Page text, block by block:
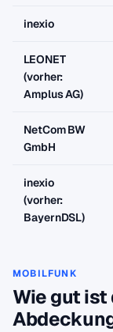
inexio
LEONET
(vorher:
Amplus AG)
NetCom BW
GmbH
inexio
(vorher:
BayernDSL)
MOBILFUNK
Wie gut ist